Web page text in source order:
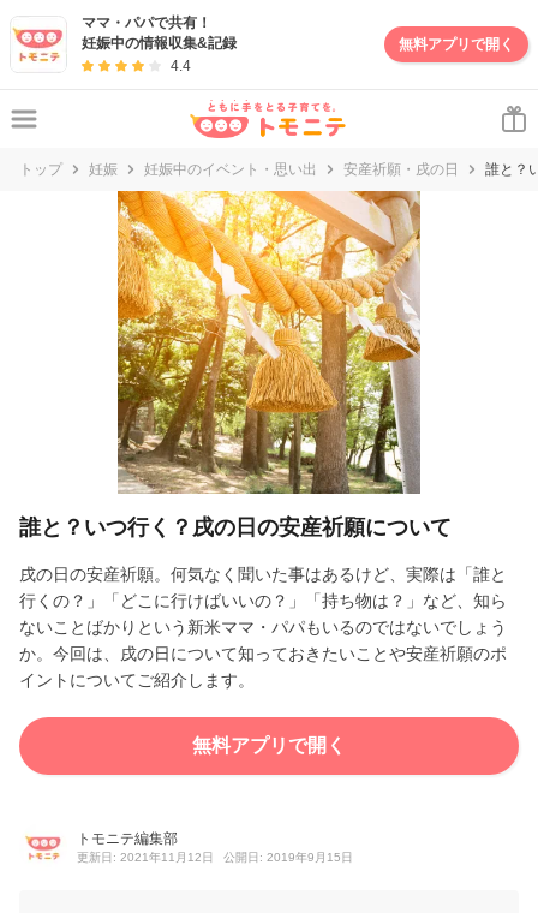
ママ・パパで共有！
妊娠中の情報収集&記録
4.4
無料アプリで開く
トップ 妊娠 妊娠中のイベント・思い出 安産祈願・戌の日 誰と？
誰と？いつ行く？戌の日の安産祈願について
戌の日の安産祈願。何気なく聞いた事はあるけど、実際は「誰と
行くの？」「どこに行けばいいの？」「持ち物は？」など、知ら
ないことばかりという新米ママ・パパもいるのではないでしょう
か。今回は、戌の日について知っておきたいことや安産祈願のポ
イントについてご紹介します。
無料アプリで開く
トモニテ編集部
更新日: 2021年11月12日 公開日: 2019年9月15日
妊娠・出産・子育て情報サイト | トモニテ